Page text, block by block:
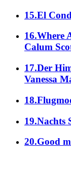
15.El
16.Where
Calum
17.Der
Vanessa
19.Nachts
20.Good